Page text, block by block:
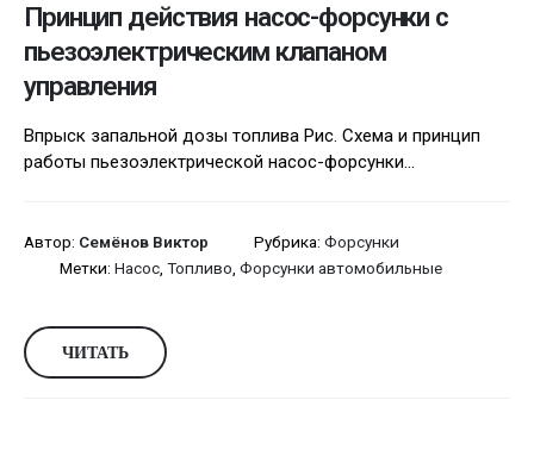
Принцип действия насос-форсунки с
пьезоэлектрическим клапаном
управления
Впрыск запальной дозы топлива Рис. Схема и принцип
работы пьезоэлектрической насос-форсунки...
Автор: Семёнов Виктор Рубрика: Форсунки
Метки: Насос Топливо Форсунки автомобильные
ЧИТАТЬ